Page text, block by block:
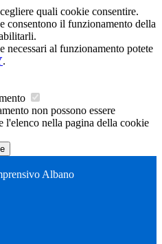
quali cookie consentire.
consentono il funzionamento della
necessari al funzionamento potete
.
non possono essere
l'elenco nella pagina della cookie
Albano